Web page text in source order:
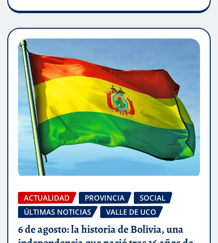
ACTUALIDAD PROVINCIA
SOCIAL
ÚLTIMAS NOTICIAS
VALLE DE UCO
6 de agosto: la historia de Bolivia, una